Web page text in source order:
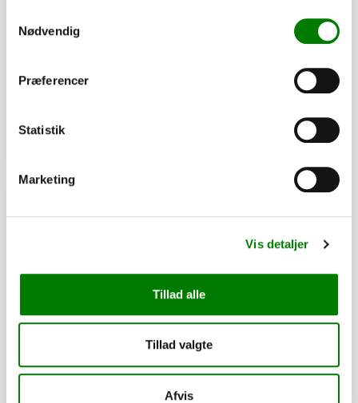
Nødvendig
Præferencer
Statistik
Marketing
Vis detaljer
Tillad alle
Tillad valgte
Afvis
Dupsko 35x35x1 - sort
PÅ LAGER